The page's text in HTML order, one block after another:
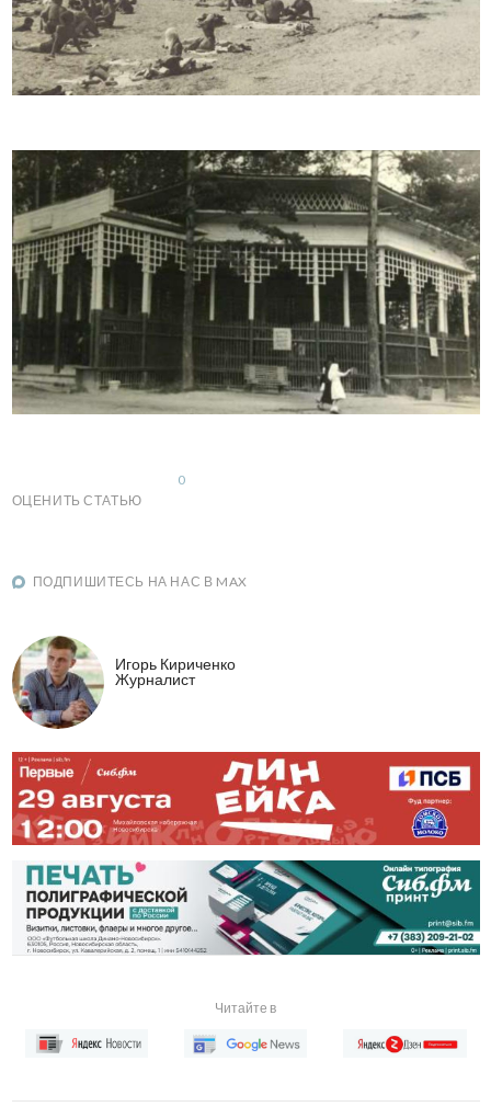
ОЦЕНИТЬ СТАТЬЮ
0
ПОДПИШИТЕСЬ НА НАС В MAX
Игорь Кириченко
Журналист
Читайте в